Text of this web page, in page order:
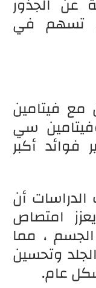
عن الجذور
تسهم في
فيتامين
سي
أكبر
أن
امتصاص
، مما
وتحسين
عام.